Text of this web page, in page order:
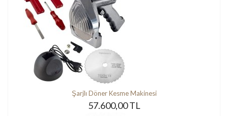
Şarjlı Döner Kesme Makinesi
57.600,00 TL